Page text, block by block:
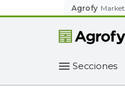
Agrofy Market
Secciones